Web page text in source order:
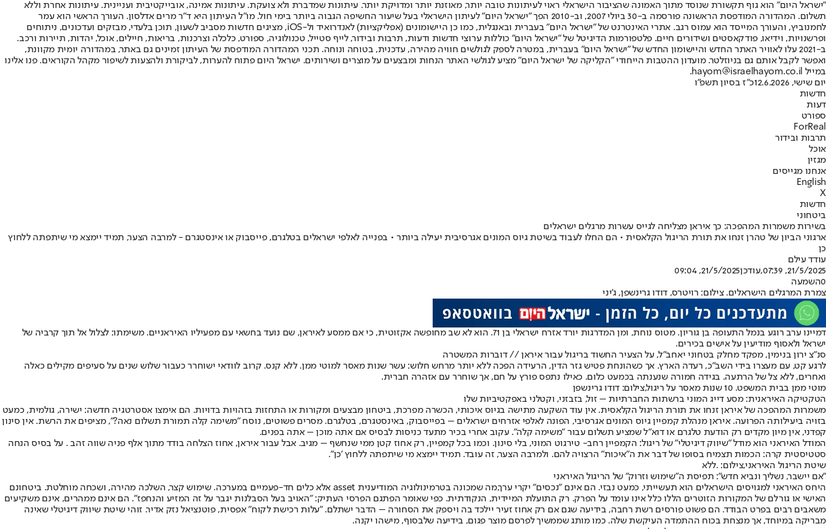
"ישראל היום" הוא גוף תקשורת שנוסד מתוך האמונה שהציבור הישראלי ראוי לעיתונות טובה יותר, מאוזנת יותר ומדויקת יותר. עיתונות שמדברת ולא צועקת. עיתונות אמינה, אובייקטיבית ועניינית. עיתונות אחרת וללא
תשלום. המהדורה המודפסת הראשונה פורסמה ב-30 ביולי 2007, וב-2010 הפך "ישראל היום" לעיתון הישראלי בעל שיעור החשיפה הגבוה ביותר בימי חול. מו"ל העיתון היא ד"ר מרים אדלסון. העורך הראשי הוא עמר
לחמנוביץ, והעורך המייסד הוא עמוס רגב. אתרי האינטרנט של "ישראל היום" בעברית ובאנגלית, כמו כן היישומונים (אפליקציות) לאנדרואיד ול-iOS, מציגים חדשות מסביב לשעון, תוכן בלעדי, מבזקים ועדכונים, ניתוחים
ופרשנויות, וידיאו, פודקאסטים ושידורים חיים. פלטפורמות הדיגיטל של "ישראל היום" כוללות ערוצי חדשות ודעות, תרבות ובידור, לייף סטייל, טכנולוגיה, ספורט, כלכלה וצרכנות, בריאות, חיילים, אוכל, יהדות, תיירות ורכב.
ב-2021 עלו לאוויר האתר החדש והיישומון החדש של "ישראל היום" בעברית, במטרה לספק לגולשים חוויה מהירה, עדכנית, בטוחה ונוחה. תכני המהדורה המודפסת של העיתון זמינים גם באתר, במהדורה יומית מקוונת,
ואפשר לקבל אותם גם בניוזלטר. מועדון ההטבות הייחודי "הקליקה של ישראל היום" מציע לגולשי האתר הנחות ומבצעים על מוצרים ושירותים. ישראל היום פתוח להערות, לביקורת ולהצעות לשיפור מקהל הקוראים. פנו אלינו
במייל hayom@israelhayom.co.il.
יום שישי, 12.6.2026
כ"ז בסיון תשפ"ו
חדשות
דעות
ספורט
ForReal
תרבות ובידור
אוכל
מגזין
אנחנו מגייסים
English
X
חדשות
ביטחוני
בשירות משמרות המהפכה: כך איראן מצליחה לגייס עשרות מרגלים ישראלים
ארגוני הביון של טהרן זנחו את תורת הריגול הקלאסית • הם החלו לעבוד בשיטת גיוס המונים אגרסיבית יעילה ביותר • בפנייה לאלפי ישראלים בטלגרם, פייסבוק או אינסטגרם - למרבה הצער, תמיד יימצא מי שיתפתה ללחוץ
כן
עודד עילם
21/5/2025, 07:39
,עודכן21/5/2025, 09:04
0השמעה
צמרת המרגלים הישראלים. צילום: רויטרס, דודו גרינשפן, ג'יני
דמיינו ערב רוגע בנמל התעופה בן גוריון. מטוס נוחת, ומן המדרגות יורד אזרח ישראלי בן 71. הוא לא שב מחופשה אקזוטית, כי אם ממסע לאיראן, שם נועד בחשאי עם מפעיליו האיראניים. משימתו: לצלול אל תוך קרביה של
ישראל ולאסוף מודיעין על אישים בכירים.
סנ"צ ירון בנימין, מפקד מחלק בטחוני יאחב"ל, על הצעיר החשוד בריגול עבור איראן // דוברות המשטרה
לרגע קט, עם מעצרו בידי השב"כ, רעדה הארץ. אך כשהונחת פטיש גזר הדין, הרעידה הפכה ללא יותר מרחש חלוש: עשר שנות מאסר למוטי ממן. ללא קנס. קרוב לוודאי ישוחרר כעבור שלוש שנים על סעיפים מקילים כאלה
ואחרים, ללא צל של הרתעה. בגידה חמורה שנענתה בכמעט כלום. כאילו נתפס פורץ על חם, אך שוחרר עם אזהרה חברית.
מוטי ממן בבית המשפט. 10 שנות מאסר על ריגול,צילום: דודו גרינשפן
הטקטיקה האיראנית: מסע דייג המוני ברשתות החברתיות – זול, בזבזני, וקטלני באפקטיביות שלו
משמרות המהפכה של איראן זנחו את תורת הריגול הקלאסית. אין עוד השקעה מתישה בגיוס איכותי, הכשרה מפרכת, ביטחון מבצעים ומקורות או התחזות בזהויות בדויות. הם אימצו אסטרטגיה חדשה: ישירה, גולמית, כמעט
בזויה ביעילותה הפרועה. איראן מנהלת קמפיין גיוס המונים אגרסיבי, הפונה לאלפי אזרחים ישראלים – בפייסבוק, באינסטגרם, בטלגרם. מסרים פשוטים, נוסח "משימה קלה תמורת תשלום נאה?", מציפים את הרשת. אין סינון
קפדני, אין מיון מקדים רק הודעת טלגרם או דוא"ל שמציע תשלום עבור "משימה קלה". עקוב אחרי בכיר מתעד כניסות לבסיס אם אתה מוכן – אתה בפנים.
המודל האיראני הוא מודל "שיווק דיגיטלי" של ריגול: הקמפיין רחב- טירגוט המוני, בלי סינון. וכמו בכל קמפיין, רק אחוז קטן ממי שנחשף – מגיב. אבל עבור איראן, אחוז הצלחה בודד מתוך אלף פניה שווה זהב . על בסיס הנחה
סטטיסטית קרה: הכמות תצמיח בסופו של דבר את ה"איכות" הרצויה להם. ולמרבה הצער, זה עובד. תמיד יימצא מי שיתפתה ללחוץ 'כן".
שיטת הריגול האיראני,צילום: .ללא
"אם יישבר, נשליך ונביא חדש": תפיסת ה"שימוש וזרוק" של הריגול האיראני
היחס האיראני למגויסים הישראלים הוא תעשייתי, כמעט נבזי. הם אינם "נכסים" יקרי ערך,מה שמכונה בטרמינולוגיה המודיענית asset אלא כלים חד-פעמיים במערכה. שימוש קצר, השלכה מהירה, ושכחה מוחלטת. ביטחונם
האישי או גורלם של המקורות הזוטרים הללו כלל אינו עומד על הפרק. רק התועלת המיידית, הנקודתית. כפי שאומר הפתגם הפרסי העתיק: "האויב בעל הסבלנות יגבר על זה המזיע והנחפז". הם אינם ממהרים, אינם משקיעים
משאבים רבים בפרט הבודד. הם פשוט פורסים רשת רחבה, בידיעה שגם אם רק אחוז זעיר יילכד בה ויספק את הסחורה – הדבר ישתלם. "עלות רכישת לקוח" אפסית, פוטנציאל נזק אדיר. זוהי שיטת שיווק דיגיטלי שאינה
מבריקה במיוחד, אך מנצחת בכוח ההתמדה העיקשת שלה. כמו מותג שממשיך לפרסם מוצר פגום, בידיעה שלבסוף, מישהו יקנה.